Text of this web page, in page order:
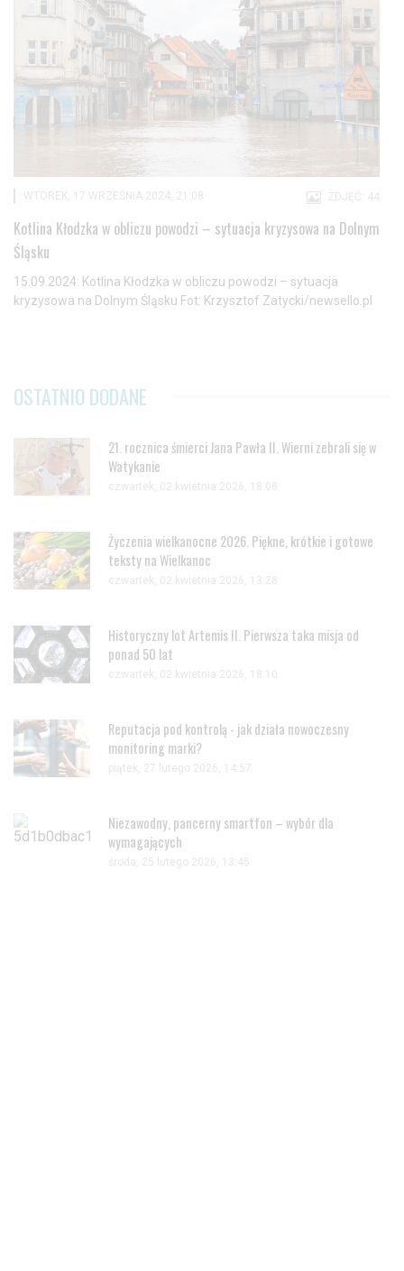
ZDJĘĆ: 44
WTOREK, 17 WRZEŚNIA 2024, 21:08
Kotlina Kłodzka w obliczu powodzi – sytuacja kryzysowa na Dolnym
Śląsku
15.09.2024: Kotlina Kłodzka w obliczu powodzi – sytuacja
kryzysowa na Dolnym Śląsku Fot: Krzysztof Zatycki/newsello.pl
OSTATNIO DODANE
21. rocznica śmierci Jana Pawła II. Wierni zebrali się w
Watykanie
czwartek, 02 kwietnia 2026, 18:08
Życzenia wielkanocne 2026. Piękne, krótkie i gotowe
teksty na Wielkanoc
czwartek, 02 kwietnia 2026, 13:28
Historyczny lot Artemis II. Pierwsza taka misja od
ponad 50 lat
czwartek, 02 kwietnia 2026, 18:10
Reputacja pod kontrolą - jak działa nowoczesny
monitoring marki?
piątek, 27 lutego 2026, 14:57
Niezawodny, pancerny smartfon – wybór dla
wymagających
środa, 25 lutego 2026, 13:45